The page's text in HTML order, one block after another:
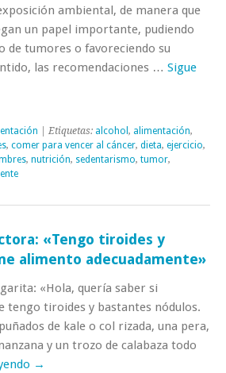
ambiental, de manera que
un papel importante, pudiendo
de tumores o favoreciendo su
las recomendaciones … Sigue
| Etiquetas: alcohol , alimentación,
, comer para vencer al cáncer, dieta, ejercicio,
, nutrición, sedentarismo, tumor,
«Tengo tiroides y
alimento adecuadamente»
«Hola, quería saber si
tengo tiroides y bastantes nódulos.
de kale o col rizada, una pera,
y un trozo de calabaza todo
→